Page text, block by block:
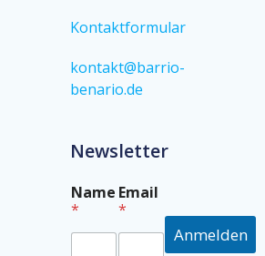
Kontaktformular
kontakt@barrio-
benario.de
Newsletter
Name
*
*
N
Email
*
Anmelden